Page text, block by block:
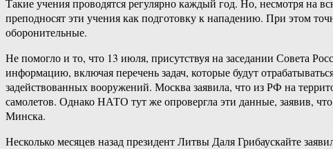
Такие учения проводятся регулярно каждый год. Но, несмотря
преподносят эти учения как подготовку к нападению. При этом
оборонительные.
Не помогло и то, что 13 июля, присутствуя на заседании Совета
информацию, включая перечень задач, которые будут
задействованных вооружений. Москва заявила, что из РФ на
самолетов. Однако НАТО тут же опровергла эти данные, заявив,
Минска.
Несколько месяцев назад президент Литвы Даля Грибаускайте